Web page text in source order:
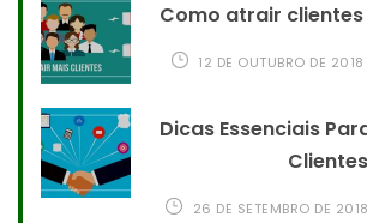
Como atrair
12 DE OUTUBRO DE 2018
Dicas Essenciais
Clientes
26 DE SETEMBRO DE 2018